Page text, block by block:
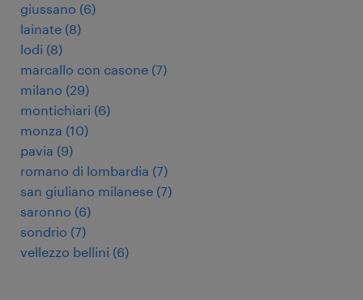
giussano (6)
lainate (8)
lodi (8)
marcallo con casone (7)
milano (29)
montichiari (6)
monza (10)
pavia (9)
romano di lombardia (7)
san giuliano milanese (7)
saronno (6)
sondrio (7)
vellezzo bellini (6)